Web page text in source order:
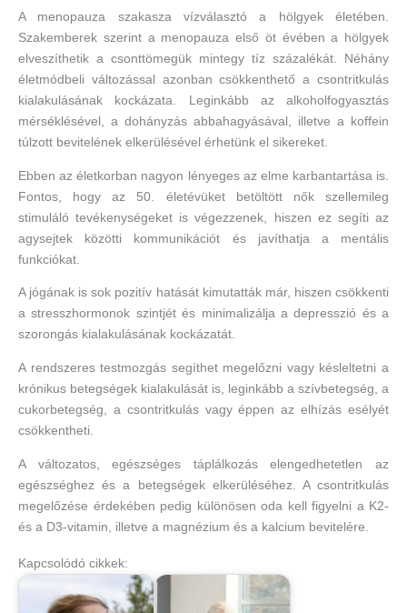
A menopauza szakasza vízválasztó a hölgyek életében.
Szakemberek szerint a menopauza első öt évében a hölgyek
elveszíthetik a csonttömegük mintegy tíz százalékát. Néhány
életmódbeli változással azonban csökkenthető a csontritkulás
kialakulásának kockázata. Leginkább az alkoholfogyasztás
mérséklésével, a dohányzás abbahagyásával, illetve a koffein
túlzott bevitelének elkerülésével érhetünk el sikereket.
Ebben az életkorban nagyon lényeges az elme karbantartása is.
Fontos, hogy az 50. életévüket betöltött nők szellemileg
stimuláló tevékenységeket is végezzenek, hiszen ez segíti az
agysejtek közötti kommunikációt és javíthatja a mentális
funkciókat.
A jógának is sok pozitív hatását kimutatták már, hiszen csökkenti
a stresszhormonok szintjét és minimalizálja a depresszió és a
szorongás kialakulásának kockázatát.
A rendszeres testmozgás segíthet megelőzni vagy késleltetni a
krónikus betegségek kialakulását is, leginkább a szívbetegség, a
cukorbetegség, a csontritkulás vagy éppen az elhízás esélyét
csökkentheti.
A változatos, egészséges táplálkozás elengedhetetlen az
egészséghez és a betegségek elkerüléséhez. A csontritkulás
megelőzése érdekében pedig különösen oda kell figyelni a K2-
és a D3-vitamin, illetve a magnézium és a kalcium bevitelére.
Kapcsolódó cikkek: